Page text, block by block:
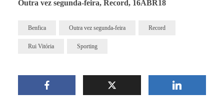
Outra vez segunda-feira, Record, 16ABR18
Benfica Outra vez segunda-feira Record
Rui Vitória Sporting